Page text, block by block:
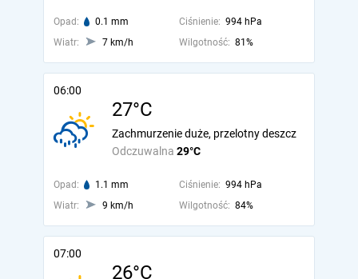
Opad: 0.1 mm Ciśnienie: 994 hPa
Wiatr:
7 km/h Wilgotność: 81%
06:00
27°C
Odczuwalna 29°C
Zachmurzenie duże, przelotny deszcz
Opad: 1.1 mm Ciśnienie: 994 hPa
Wiatr:
9 km/h Wilgotność: 84%
07:00
26°C